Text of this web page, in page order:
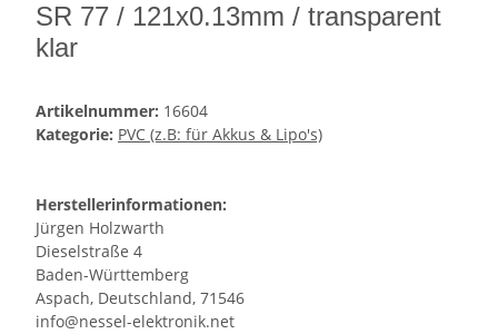
SR 77 / 121x0.13mm / transparent
klar
Artikelnummer: 16604
Kategorie: PVC (z.B: für Akkus & Lipo's)
Herstellerinformationen:
Jürgen Holzwarth
Dieselstraße 4
Baden-Württemberg
Aspach, Deutschland, 71546
info@nessel-elektronik.net